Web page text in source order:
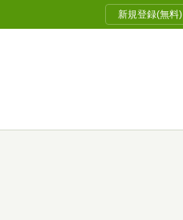
新規登録(無料)